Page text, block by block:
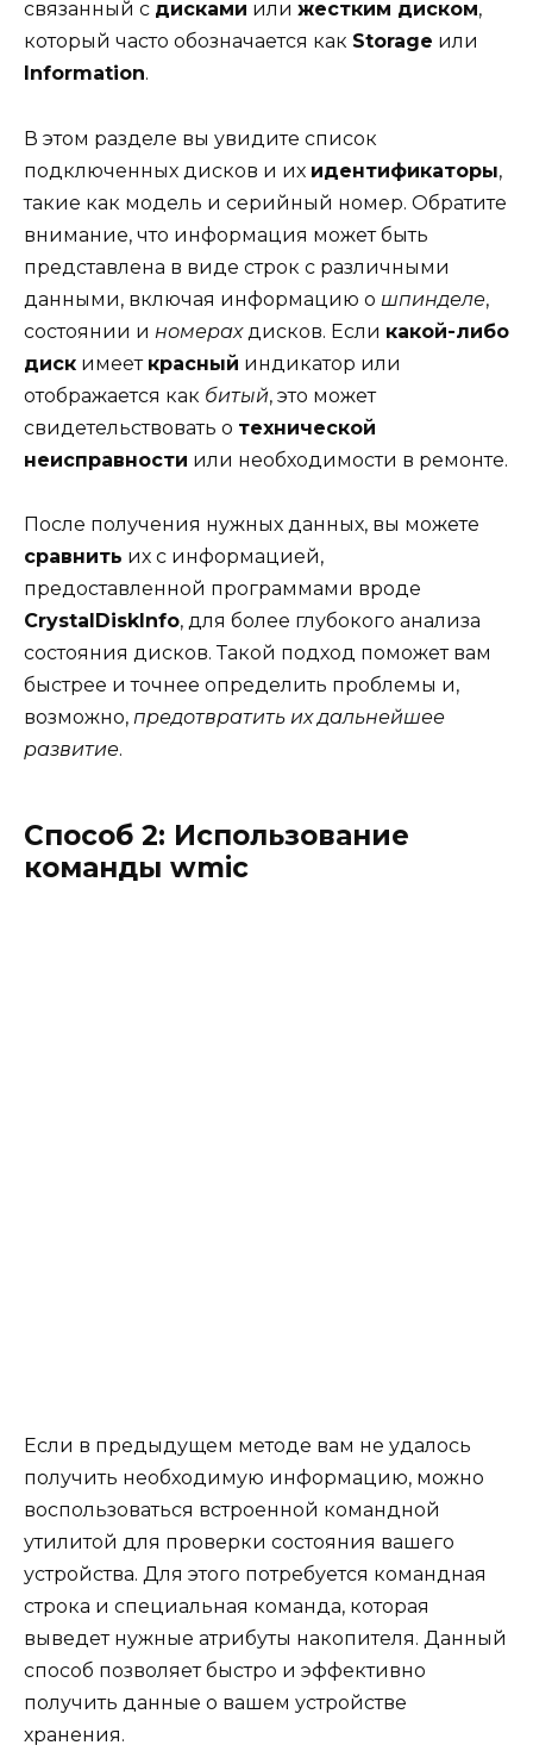
связанный с дисками или жестким диском,
который часто обозначается как Storage или
Information.
В этом разделе вы увидите список
подключенных дисков и их идентификаторы,
такие как модель и серийный номер. Обратите
внимание, что информация может быть
представлена в виде строк с различными
данными, включая информацию о шпинделе,
состоянии и номерахдисков. Если какой-либо
диск имеет красный индикатор или
отображается как битый, это может
свидетельствовать о технической
неисправности или необходимости в ремонте.
После получения нужных данных, вы можете
сравнить их с информацией,
предоставленной программами вроде
CrystalDiskInfo, для более глубокого анализа
состояния дисков. Такой подход поможет вам
быстрее и точнее определить проблемы и,
возможно, предотвратить их дальнейшее
развитие.
Способ 2: Использование
команды wmic
Если в предыдущем методе вам не удалось
получить необходимую информацию, можно
воспользоваться встроенной командной
утилитой для проверки состояния вашего
устройства. Для этого потребуется командная
строка и специальная команда, которая
выведет нужные атрибуты накопителя. Данный
способ позволяет быстро и эффективно
получить данные о вашем устройстве
хранения.